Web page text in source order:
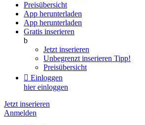
Preisübersicht
App herunterladen
App herunterladen
Gratis inserieren
b
Jetzt inserieren
Unbegrenzt inserieren Tipp!
Preisübersicht
 Einloggen
hier einloggen
Jetzt inserieren
Anmelden